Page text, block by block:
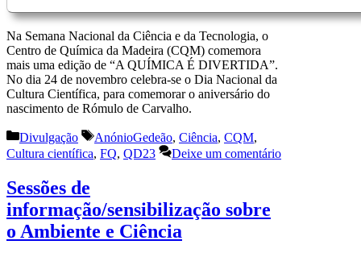
Na Semana Nacional da Ciência e da Tecnologia, o
Centro de Química da Madeira (CQM) comemora
mais uma edição de “A QUÍMICA É DIVERTIDA”.
No dia 24 de novembro celebra-se o Dia Nacional da
Cultura Científica, para comemorar o aniversário do
nascimento de Rómulo de Carvalho.
Categorias
Divulgação Etiquetas
AnónioGedeão, Ciência, CQM,
Cultura científica, FQ, QD23 Deixe um comentário
Sessões de
informação/sensibilização sobre
o Ambiente e Ciência